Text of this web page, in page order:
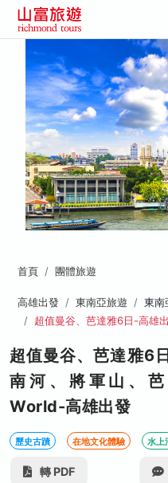
首頁 團體旅遊
高雄出發 東南亞旅遊 東南
超值曼谷、芭達雅6日-高雄
超值曼谷、芭達雅6
南河、將軍山、
World-高雄出發
歷史古蹟 在地文化體驗 水上
轉 PDF